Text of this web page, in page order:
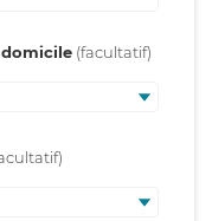
domicile